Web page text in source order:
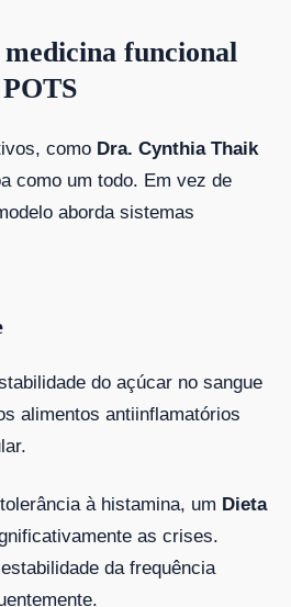
funcional
como Dra. Cynthia Thaik
como um todo. Em vez de
aborda sistemas
do açúcar no sangue
alimentos antiinflamatórios
à histamina, um Dieta
as crises.
da frequência